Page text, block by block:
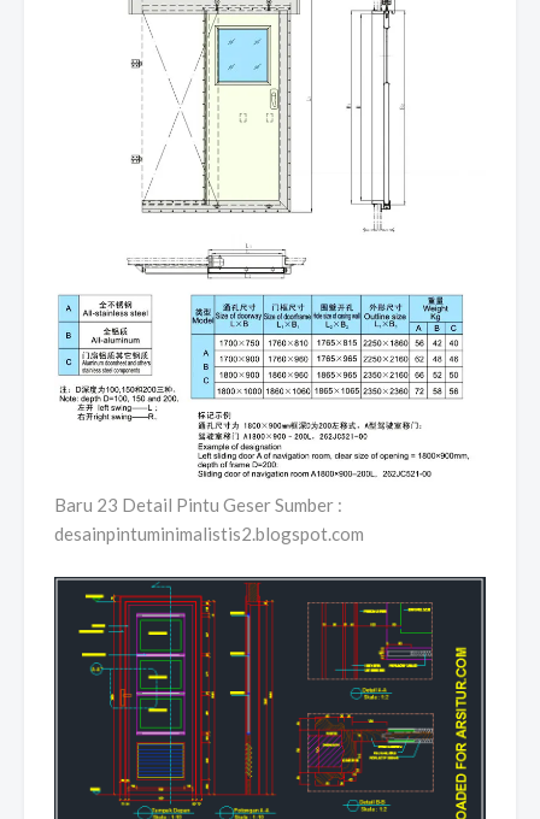
Baru 23 Detail Pintu Geser Sumber :
desainpintuminimalistis2.blogspot.com